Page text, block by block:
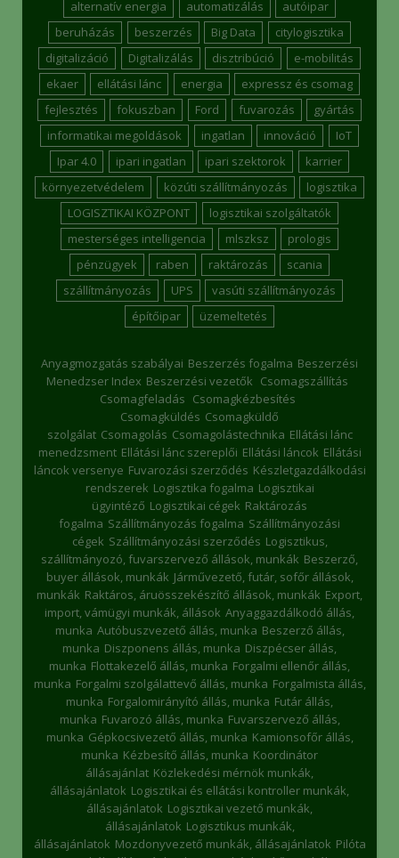
alternatív energia automatizálás
autóipar
beruházás
beszerzés Big Data
citylogisztika
digitalizáció
Digitalizálás disztribúció
e-mobilitás
ekaer
ellátási lánc energia
expressz és csomag
fejlesztés
fokuszban Ford fuvarozás
gyártás
informatikai megoldások
ingatlan innováció
IoT
Ipar 4.0
ipari ingatlan ipari szektorok
karrier
környezetvédelem
közúti szállítmányozás
logisztika
LOGISZTIKAI KÖZPONT
logisztikai szolgáltatók
mesterséges intelligencia
mlszksz
prologis
pénzügyek
raben raktározás
scania
szállítmányozás
UPS
vasúti szállítmányozás
építőipar
üzemeltetés
Anyagmozgatás szabályai Beszerzés fogalma Beszerzési
Menedzser Index Beszerzési vezetők Csomagszállítás
Csomagfeladás Csomagkézbesítés
Csomagküldés Csomagküldő
szolgálat Csomagolás Csomagolástechnika Ellátási lánc
menedzsment Ellátási lánc szereplői Ellátási láncok Ellátási
láncok versenye Fuvarozási szerződés Készletgazdálkodási
rendszerek Logisztika fogalma Logisztikai
ügyintéző Logisztikai cégek Raktározás
fogalma Szállítmányozás fogalma Szállítmányozási
cégek Szállítmányozási szerződés Logisztikus,
szállítmányozó, fuvarszervező állások, munkák Beszerző,
buyer állások, munkák Járművezető, futár, sofőr állások,
munkák Raktáros, áruösszekészítő állások, munkák Export,
import, vámügyi munkák, állások Anyaggazdálkodó állás,
munka Autóbuszvezető állás, munka Beszerző állás,
munka Diszponens állás, munka Diszpécser állás,
munka Flottakezelő állás, munka Forgalmi ellenőr állás,
munka Forgalmi szolgálattevő állás, munka Forgalmista állás,
munka Forgalomirányító állás, munka Futár állás,
munka Fuvarozó állás, munka Fuvarszervező állás,
munka Gépkocsivezető állás, munka Kamionsofőr állás,
munka Kézbesítő állás, munka Koordinátor
állásajánlat Közlekedési mérnök munkák,
állásajánlatok Logisztikai és ellátási kontroller munkák,
állásajánlatok Logisztikai vezető munkák,
állásajánlatok Logisztikus munkák,
állásajánlatok Mozdonyvezető munkák, állásajánlatok Pilóta